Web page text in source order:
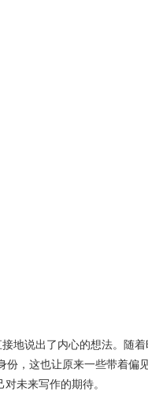
说出了内心的想法。随
，这也让原来一些带着
未来写作的期待。